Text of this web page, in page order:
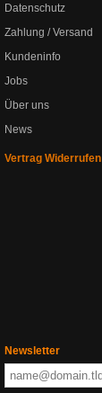
Datenschutz
Zahlung / Versand
Kundeninfo
Jobs
Über uns
News
Vertrag Widerrufen
Newsletter